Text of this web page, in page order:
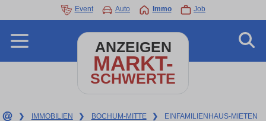
Event Auto Immo Job
ANZEIGEN
MARKT-
SCHWERTE
❯ IMMOBILIEN ❯ BOCHUM-MITTE ❯ EINFAMILIENHAUS-MIETEN